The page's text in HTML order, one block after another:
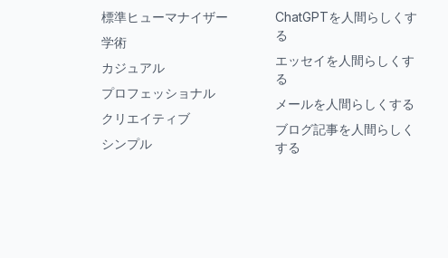
標準ヒューマナイザー
学術
カジュアル
プロフェッショナル
クリエイティブ
シンプル
ChatGPTを人間らしくす
る
エッセイを人間らしくす
る
メールを人間らしくする
ブログ記事を人間らしく
する